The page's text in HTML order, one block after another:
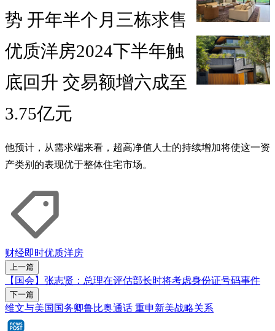
势 开年半个月三栋求售
优质洋房2024下半年触
底回升 交易额增六成至
3.75亿元
他预计，从需求端来看，超高净值人士的持续增加将使这一资
产类别的表现优于整体住宅市场。
财经即时优质洋房
上一篇
【国会】张志贤：总理在评估部长时将考虑身份证号码事件
下一篇
维文与美国国务卿鲁比奥通话 重申新美战略关系